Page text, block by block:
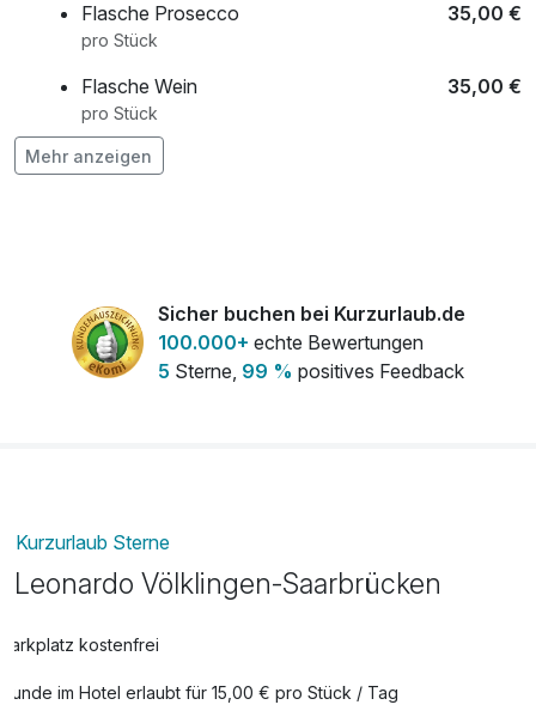
Die 98 komfortablen Hotelzimmer und großzügigen Suiten
spiegeln im Design die natürlichen und industriellen
Einflüsse der Region wider. Für kulinarische
Genussmomente sorgt morgens ein reichhaltiges
Frühstücksbuffet. Abends serviert das moderne Vitruv
Restaurant internationale Lieblingsgerichte sowie
Flasche Prosecco 35,00 €
pro Stück
Flasche Wein 35,00 €
pro Stück
Mehr anzeigen
Sicher buchen bei Kurzurlaub.de
100.000+ echte Bewertungen
5 Sterne, 99 % positives Feedback
Kurzurlaub Sterne
Leonardo Völklingen-Saarbrücken
Parkplatz kostenfrei
Hunde im Hotel erlaubt für 15,00 € pro Stück / Tag